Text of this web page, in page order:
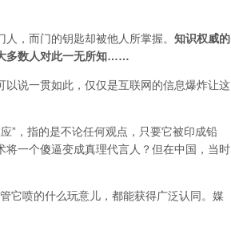
，而门的钥匙却被他人所掌握。 知识权威的
多数人对此一无所知……
说一贯如此，仅仅是互联网的信息爆炸让这
”，指的是不论任何观点，只要它被印成铅
将一个傻逼变成真理代言人？但在中国，当时
它喷的什么玩意儿，都能获得广泛认同。媒